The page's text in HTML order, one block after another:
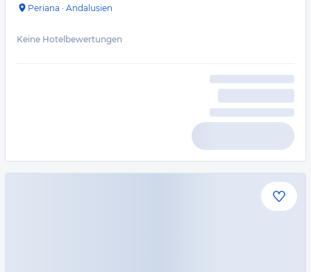
Periana · Andalusien
Keine Hotelbewertungen